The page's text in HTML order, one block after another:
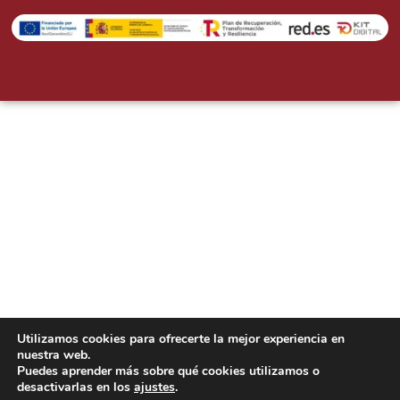
Utilizamos cookies para ofrecerte la mejor experiencia en
nuestra web.
Puedes aprender más sobre qué cookies utilizamos o
desactivarlas en los ajustes.